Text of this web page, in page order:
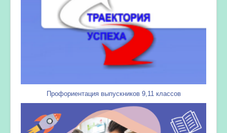
Профориентация выпускников 9,11 классов